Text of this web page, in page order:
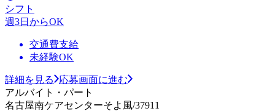
シフト
週3日からOK
交通費支給
未経験OK
詳細を見る
応募画面に進む
アルバイト・パート
名古屋南ケアセンターそよ風/37911